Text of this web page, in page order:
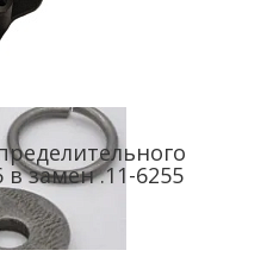
замен .11-6255